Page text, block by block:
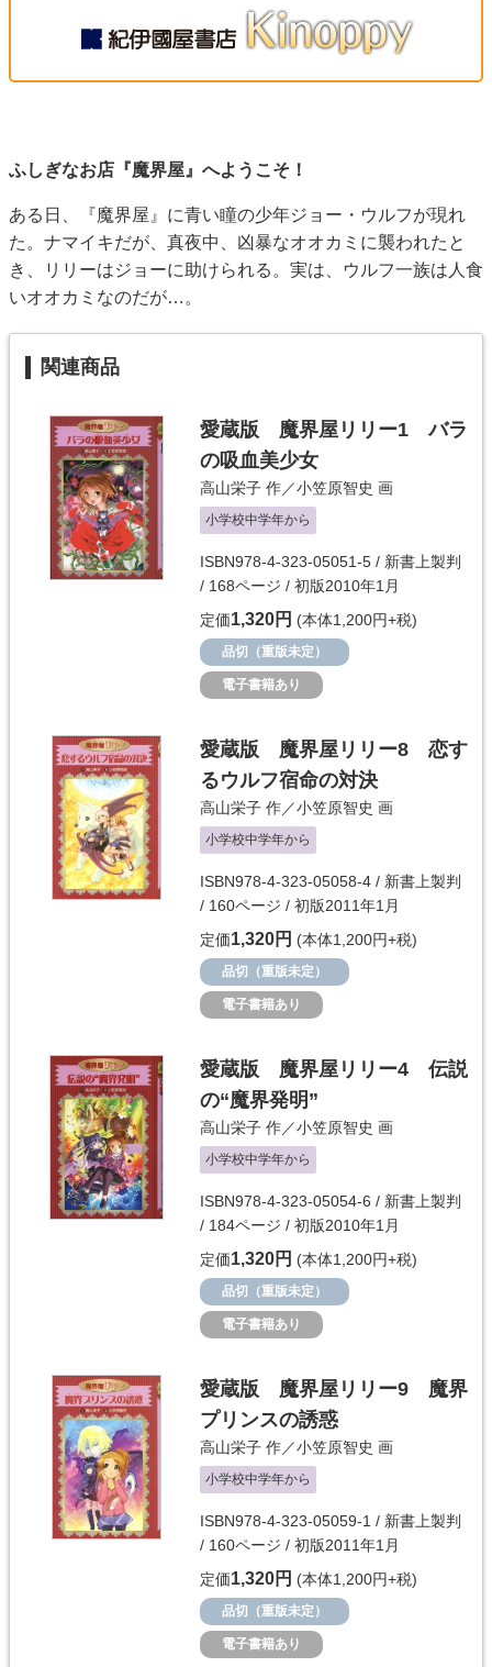
ふしぎなお店『魔界屋』へようこそ！
ある日、『魔界屋』に青い瞳の少年ジョー・ウルフが現れ
た。ナマイキだが、真夜中、凶暴なオオカミに襲われたと
き、リリーはジョーに助けられる。実は、ウルフ一族は人食
いオオカミなのだが…。
関連商品
愛蔵版 魔界屋リリー1 バラ
の吸血美少女
高山栄子 作／小笠原智史 画
小学校中学年から
ISBN978-4-323-05051-5 / 新書上製判
/ 168ページ / 初版2010年1月
定価1,320円 (本体1,200円+税)
品切（重版未定）
電子書籍あり
愛蔵版 魔界屋リリー8 恋す
るウルフ宿命の対決
高山栄子 作／小笠原智史 画
小学校中学年から
ISBN978-4-323-05058-4 / 新書上製判
/ 160ページ / 初版2011年1月
定価1,320円 (本体1,200円+税)
品切（重版未定）
電子書籍あり
愛蔵版 魔界屋リリー4 伝説
の“魔界発明”
高山栄子 作／小笠原智史 画
小学校中学年から
ISBN978-4-323-05054-6 / 新書上製判
/ 184ページ / 初版2010年1月
定価1,320円 (本体1,200円+税)
品切（重版未定）
電子書籍あり
愛蔵版 魔界屋リリー9 魔界
プリンスの誘惑
高山栄子 作／小笠原智史 画
小学校中学年から
ISBN978-4-323-05059-1 / 新書上製判
/ 160ページ / 初版2011年1月
定価1,320円 (本体1,200円+税)
品切（重版未定）
電子書籍あり